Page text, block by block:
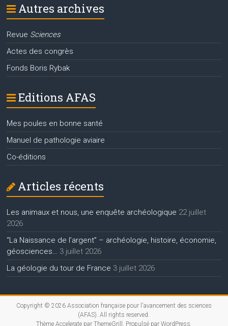
Autres archives
Revue Sciences
Actes des congrès
Fonds Boris Rybak
Editions AFAS
Mes poules en bonne santé
Manuel de pathologie aviaire
Co-éditions
Articles récents
Les animaux et nous, une enquête archéologique 22 juillet
2026
“La Naissance de l’argent” – archéologie, histoire, économie,
géosciences… 3 juillet 2026
La géologie du tour de France 3 juillet 2026
Copyright © 2026 Association française pour l'avancement des sciences
(AFAS) . All rights reserved.
Thème Acceleratepar ThemeGrill. Propulsé par WordPress